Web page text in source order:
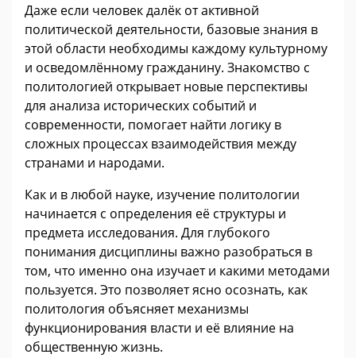
Даже если человек далёк от активной
политической деятельности, базовые знания в
этой области необходимы каждому культурному
и осведомлённому гражданину. Знакомство с
политологией открывает новые перспективы
для анализа исторических событий и
современности, помогает найти логику в
сложных процессах взаимодействия между
странами и народами.
Как и в любой науке, изучение политологии
начинается с определения её структуры и
предмета исследования. Для глубокого
понимания дисциплины важно разобраться в
том, что именно она изучает и какими методами
пользуется. Это позволяет ясно осознать, как
политология объясняет механизмы
функционирования власти и её влияние на
общественную жизнь.